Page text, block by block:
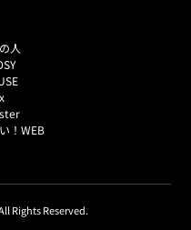
人
！WEB
Rights Reserved.